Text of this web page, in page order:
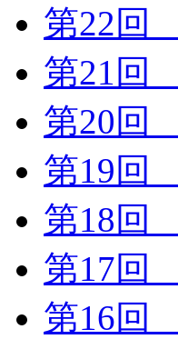
第22回
第21回
第20回
第19回
第18回
第17回
第16回